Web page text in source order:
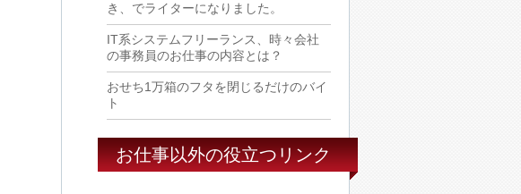
き、でライターになりました。
IT系システムフリーランス、時々会社
の事務員のお仕事の内容とは？
おせち1万箱のフタを閉じるだけのバイ
ト
お仕事以外の役立つリンク